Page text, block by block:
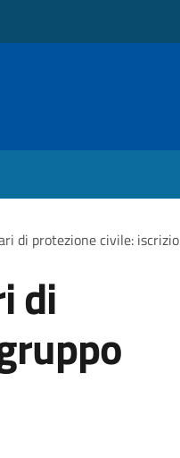
di protezione civile:
di